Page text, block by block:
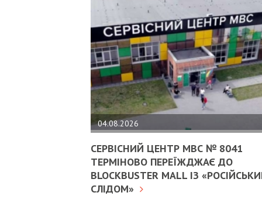
04.08.2026
СЕРВІСНИЙ ЦЕНТР МВС № 8041
ТЕРМІНОВО ПЕРЕЇЖДЖАЄ ДО
BLOCKBUSTER MALL ІЗ
СЛІДОМ»